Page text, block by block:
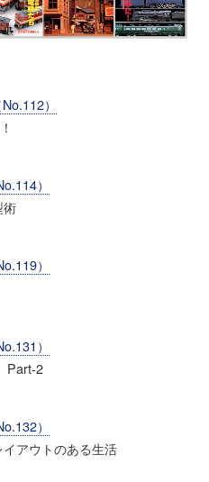
）
）
術
）
）
Part-2
）
アウトのある生活